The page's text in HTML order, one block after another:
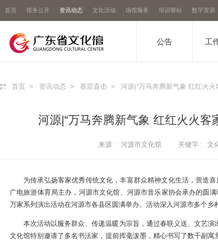
首页 馆务公开 资讯动态 文化活动 场馆服务 培训驿站 数字资源
公告 工
首页 > 资讯动态 > 基层直击 > 河源|“万马奔腾新气象 红红火
河源|“万马奔腾新气象 红红火火客
来源 : 河源市文化馆 关键字 : 文
为传承弘扬客家优秀传统文化，丰富群众精神文化生活，营造
广电旅游体育局主办，河源市文化馆、河源市音乐家协会承办的圆
万家系列演出活动在河源市各县区圆满举办。活动深入河源市多个
本次活动以服务群众、传递温暖为宗旨，通过春联义送、文艺
文化馆特别邀请了多名书法家，提前挥毫泼墨，精心书写了数千副